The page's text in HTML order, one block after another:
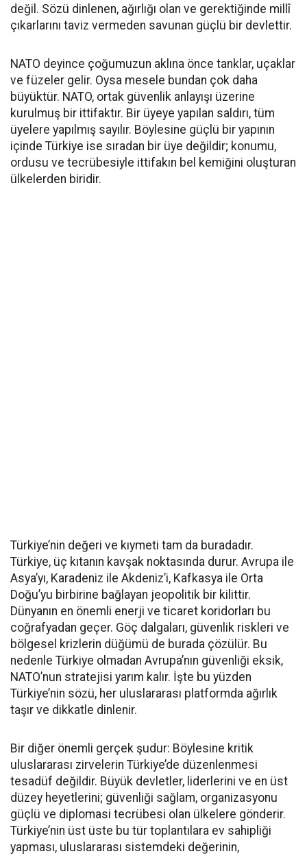
değil. Sözü dinlenen, ağırlığı olan ve gerektiğinde millî
çıkarlarını taviz vermeden savunan güçlü bir devlettir.
NATO deyince çoğumuzun aklına önce tanklar, uçaklar
ve füzeler gelir. Oysa mesele bundan çok daha
büyüktür. NATO, ortak güvenlik anlayışı üzerine
kurulmuş bir ittifaktır. Bir üyeye yapılan saldırı, tüm
üyelere yapılmış sayılır. Böylesine güçlü bir yapının
içinde Türkiye ise sıradan bir üye değildir; konumu,
ordusu ve tecrübesiyle ittifakın bel kemiğini oluşturan
ülkelerden biridir.
Türkiye’nin değeri ve kıymeti tam da buradadır.
Türkiye, üç kıtanın kavşak noktasında durur. Avrupa ile
Asya’yı, Karadeniz ile Akdeniz’i, Kafkasya ile Orta
Doğu’yu birbirine bağlayan jeopolitik bir kilittir.
Dünyanın en önemli enerji ve ticaret koridorları bu
coğrafyadan geçer. Göç dalgaları, güvenlik riskleri ve
bölgesel krizlerin düğümü de burada çözülür. Bu
nedenle Türkiye olmadan Avrupa’nın güvenliği eksik,
NATO’nun stratejisi yarım kalır. İşte bu yüzden
Türkiye’nin sözü, her uluslararası platformda ağırlık
taşır ve dikkatle dinlenir.
Bir diğer önemli gerçek şudur: Böylesine kritik
uluslararası zirvelerin Türkiye’de düzenlenmesi
tesadüf değildir. Büyük devletler, liderlerini ve en üst
düzey heyetlerini; güvenliği sağlam, organizasyonu
güçlü ve diplomasi tecrübesi olan ülkelere gönderir.
Türkiye’nin üst üste bu tür toplantılara ev sahipliği
yapması, uluslararası sistemdeki değerinin,